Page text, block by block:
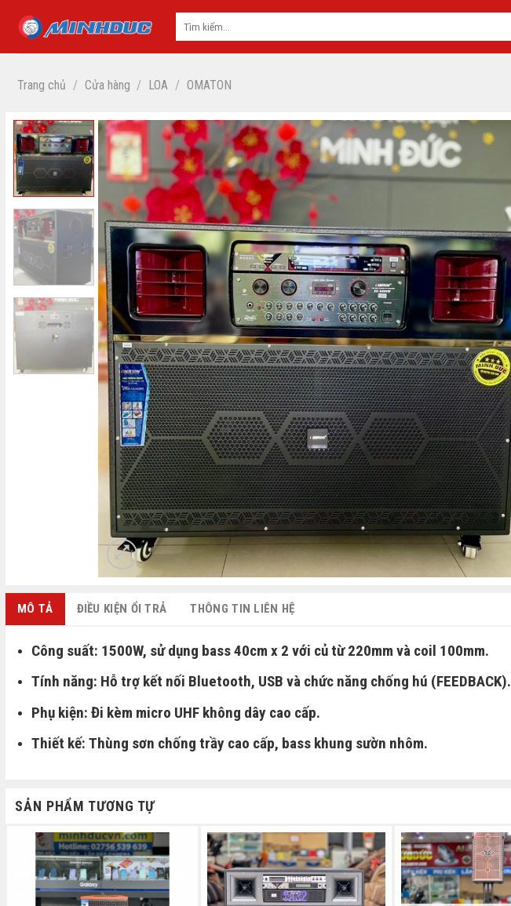
Trang chủ / Cửa hàng / LOA / OMATON
MÔ TẢ ĐIỀU KIỆN ỔI TRẢ THÔNG TIN LIÊN HỆ
Công suất: 1500W, sử dụng bass 40cm x 2 với củ từ 220mm và coil 100mm.
Tính năng: Hỗ trợ kết nối Bluetooth, USB và chức năng chống hú (FEEDBACK).
Phụ kiện: Đi kèm micro UHF không dây cao cấp.
Thiết kế: Thùng sơn chống trầy cao cấp, bass khung sườn nhôm.
SẢN PHẨM TƯƠNG TỰ